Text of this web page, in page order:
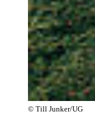
© Till Junker/UG